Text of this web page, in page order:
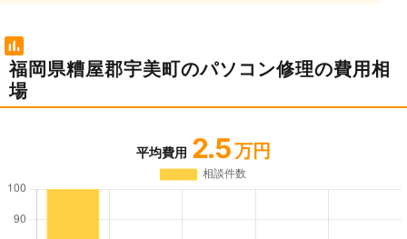
福岡県糟屋郡宇美町のパソコン修理の費用相
場
平均費用 2.5 万円